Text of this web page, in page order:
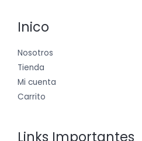
Inico
Nosotros
Tienda
Mi cuenta
Carrito
Links Importantes